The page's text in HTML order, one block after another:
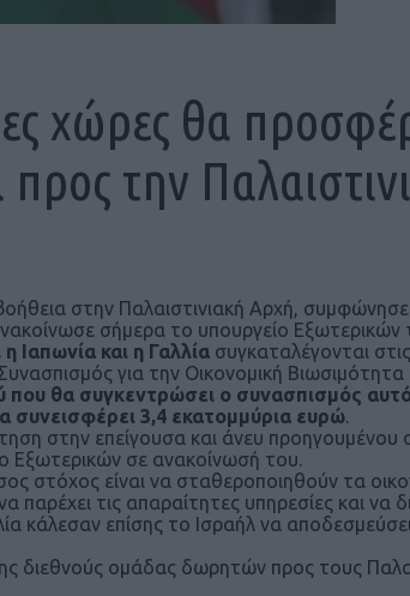
χώρες θα
την
στην Παλαιστινιακή Αρχή,
σήμερα το υπουργείο Εξωτερικών
Ιαπωνία και η Γαλλία συγκαταλέγονται
για την Οικονομική Βιωσιμότητα
που θα συγκεντρώσει ο συνασπισμός
συνεισφέρει 3,4 εκατομμύρια ευρώ.
στην επείγουσα και άνευ προηγουμένου
Εξωτερικών σε ανακοίνωσή του.
στόχος είναι να σταθεροποιηθούν τα
παρέχει τις απαραίτητες υπηρεσίες και να
κάλεσαν επίσης το Ισραήλ να
διεθνούς ομάδας δωρητών προς τους